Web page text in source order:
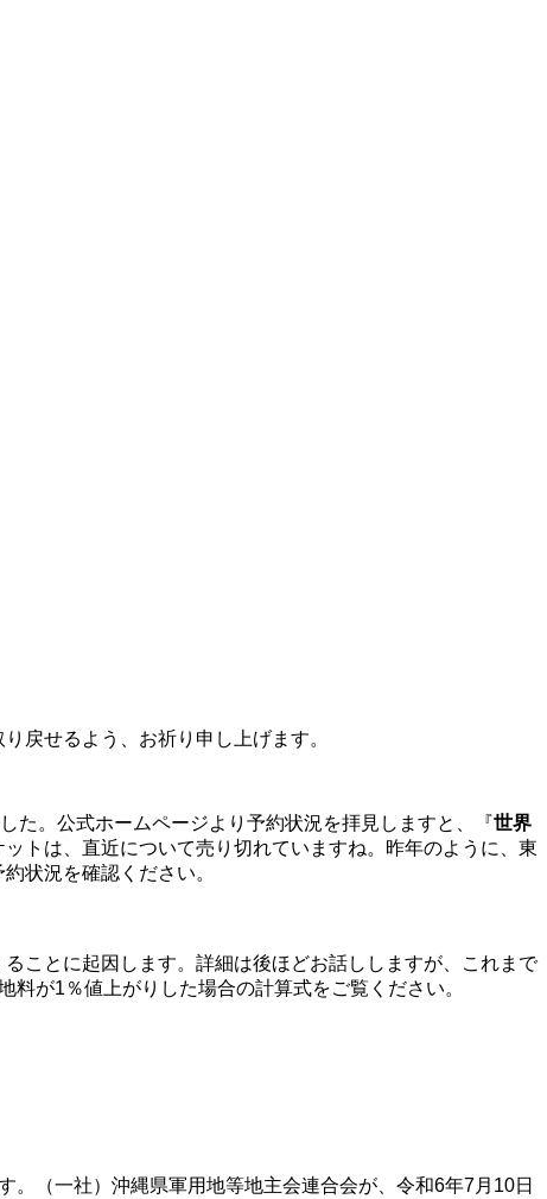
戻せるよう、お祈り申し上げます。
た。公式ホームページより予約状況を拝見しますと、『世界
トは、直近について売り切れていますね。昨年のように、東
状況を確認ください。
ことに起因します。詳細は後ほどお話ししますが、これまで
が1％値上がりした場合の計算式をご覧ください。
（一社）沖縄県軍用地等地主会連合会が、令和6年7月10日